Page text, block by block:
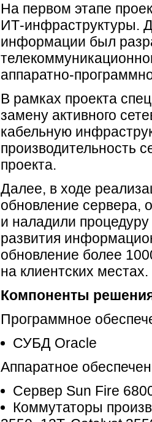
На первом этапе
ИТ-инфраструктуры.
информации был
аппаратно-
В рамках проекта
замену активного
кабельную
производительность
проекта.
Далее, в ходе
обновление сервера,
и наладили
развития
обновление более
на клиентских местах.
Компоненты
Программное
СУБД Oracle
Аппаратное
Сервер Sun Fire
Коммутаторы